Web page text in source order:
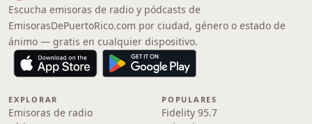
Escucha emisoras de radio y pódcasts de
EmisorasDePuertoRico.com por ciudad, género o estado de
ánimo — gratis en cualquier dispositivo.
EXPLORAR
Emisoras de radio
POPULARES
Fidelity 95.7